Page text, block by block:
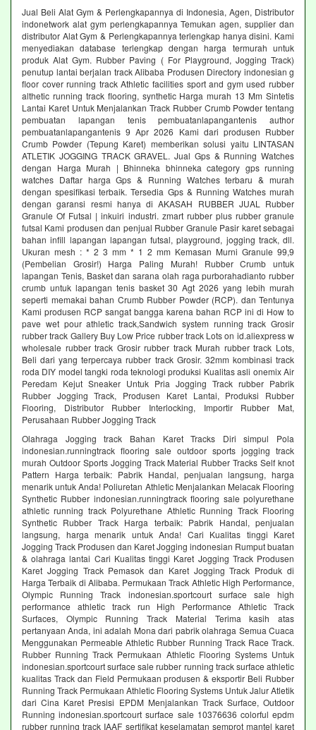
Jual Beli Alat Gym & Perlengkapannya di Indonesia, Agen, Distributor
indonetwork alat gym perlengkapannya Temukan agen, supplier dan
distributor Alat Gym & Perlengkapannya terlengkap hanya disini. Kami
menyediakan database terlengkap dengan harga termurah untuk
produk Alat Gym. Rubber Paving ( For Playground, Jogging Track)
penutup lantai berjalan track Alibaba Produsen Directory indonesian g
floor cover running track Athletic facilities sport and gym used rubber
althetic running track flooring, synthetic Harga murah 13 Mm Sintetis
Lantai Karet Untuk Menjalankan Track Rubber Crumb Powder tentang
pembuatan lapangan tenis pembuatanlapangantenis author
pembuatanlapangantenis 9 Apr 2026 Kami dari produsen Rubber
Crumb Powder (Tepung Karet) memberikan solusi yaitu LINTASAN
ATLETIK JOGGING TRACK GRAVEL. Jual Gps & Running Watches
dengan Harga Murah | Bhinneka bhinneka category gps running
watches Daftar harga Gps & Running Watches terbaru & murah
dengan spesifikasi terbaik. Tersedia Gps & Running Watches murah
dengan garansi resmi hanya di AKASAH RUBBER JUAL Rubber
Granule Of Futsal | inkuiri industri. zmart rubber plus rubber granule
futsal Kami produsen dan penjual Rubber Granule Pasir karet sebagai
bahan infill lapangan lapangan futsal, playground, jogging track, dll.
Ukuran mesh : * 2 3 mm * 1 2 mm Kemasan Murni Granule 99,9
(Pembelian Grosir!) Harga Paling Murah! Rubber Crumb untuk
lapangan Tenis, Basket dan sarana olah raga purborahadianto rubber
crumb untuk lapangan tenis basket 30 Agt 2026 yang lebih murah
seperti memakai bahan Crumb Rubber Powder (RCP). dan Tentunya
Kami produsen RCP sangat bangga karena bahan RCP ini di How to
pave wet pour athletic track,Sandwich system running track Grosir
rubber track Gallery Buy Low Price rubber track Lots on id.aliexpress w
wholesale rubber track Grosir rubber track Murah rubber track Lots,
Beli dari yang terpercaya rubber track Grosir. 32mm kombinasi track
roda DIY model tangki roda teknologi produksi Kualitas asli onemix Air
Peredam Kejut Sneaker Untuk Pria Jogging Track rubber Pabrik
Rubber Jogging Track, Produsen Karet Lantai, Produksi Rubber
Flooring, Distributor Rubber Interlocking, Importir Rubber Mat,
Perusahaan Rubber Jogging Track
Olahraga Jogging track Bahan Karet Tracks Diri simpul Pola
indonesian.runningtrack flooring sale outdoor sports jogging track
murah Outdoor Sports Jogging Track Material Rubber Tracks Self knot
Pattern Harga terbaik: Pabrik Handal, penjualan langsung, harga
menarik untuk Anda! Poliuretan Athletic Menjalankan Melacak Flooring
Synthetic Rubber indonesian.runningtrack flooring sale polyurethane
athletic running track Polyurethane Athletic Running Track Flooring
Synthetic Rubber Track Harga terbaik: Pabrik Handal, penjualan
langsung, harga menarik untuk Anda! Cari Kualitas tinggi Karet
Jogging Track Produsen dan Karet Jogging indonesian Rumput buatan
& olahraga lantai Cari Kualitas tinggi Karet Jogging Track Produsen
Karet Jogging Track Pemasok dan Karet Jogging Track Produk di
Harga Terbaik di Alibaba. Permukaan Track Athletic High Performance,
Olympic Running Track indonesian.sportcourt surface sale high
performance athletic track run High Performance Athletic Track
Surfaces, Olympic Running Track Material Terima kasih atas
pertanyaan Anda, ini adalah Mona dari pabrik olahraga Semua Cuaca
Menggunakan Permeable Athletic Rubber Running Track Race Track.
Rubber Running Track Permukaan Athletic Flooring Systems Untuk
indonesian.sportcourt surface sale rubber running track surface athletic
kualitas Track dan Field Permukaan produsen & eksportir Beli Rubber
Running Track Permukaan Athletic Flooring Systems Untuk Jalur Atletik
dari Cina Karet Presisi EPDM Menjalankan Track Surface, Outdoor
Running indonesian.sportcourt surface sale 10376636 colorful epdm
rubber running track IAAF sertifikat keselamatan semprot mantel karet